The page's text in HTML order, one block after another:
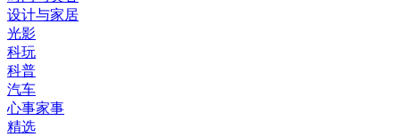
设计与家居
光影
科玩
科普
汽车
心事家事
精选